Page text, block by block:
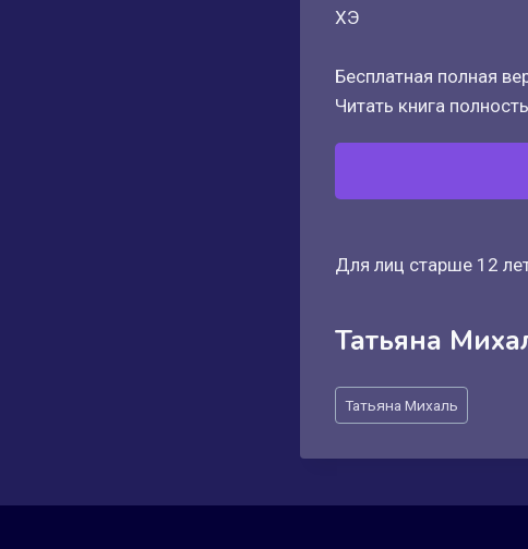
ХЭ
Бесплатная полная
Читать книга
Для лиц старше 12
Татьяна
Метки
записи:
Татьяна Михаль